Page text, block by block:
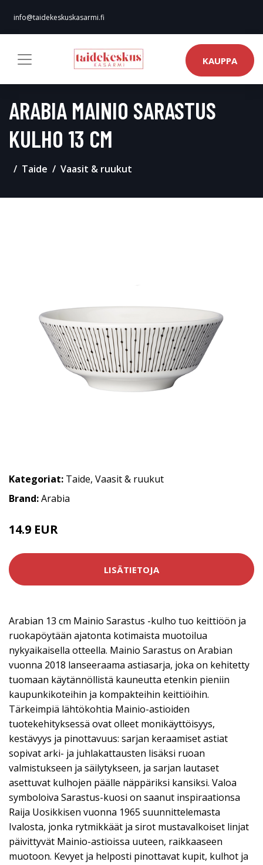
info@taidekeskuskasarmi.fi
KAUPPA
ARABIA MAINIO SARASTUS
KULHO 13 CM
Taide Vaasit & ruukut
Kategoriat: Taide, Vaasit & ruukut
Brand:Arabia
14.9 EUR
LISÄTIETOJA
Arabian 13 cm Mainio Sarastus -kulho tuo keittiöön ja
ruokapöytään ajatonta kotimaista muotoilua
nykyaikaisella otteella. Mainio Sarastus on Arabian
vuonna 2018 lanseeraama astiasarja, joka on kehitetty
tuomaan käytännöllistä kauneutta etenkin pieniin
kaupunkikoteihin ja kompakteihin keittiöihin.
Tärkeimpiä lähtökohtia Mainio-astioiden
tuotekehityksessä ovat olleet monikäyttöisyys,
kestävyys ja pinottavuus: sarjan keraamiset astiat
sopivat arki- ja juhlakattausten lisäksi ruoan
valmistukseen ja säilytykseen, ja sarjan lautaset
asettuvat kulhojen päälle näppäriksi kansiksi. Valoa
symboloiva Sarastus-kuosi on saanut inspiraationsa
Raija Uosikkisen vuonna 1965 suunnittelemasta
Ivalosta, jonka rytmikkäät ja sirot mustavalkoiset linjat
päivittyvät Mainio-astioissa uuteen, raikkaaseen
muotoon. Kevyet ja helposti pinottavat kupit, kulhot ja